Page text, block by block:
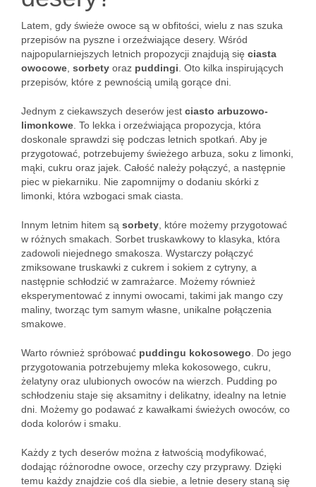
Latem, gdy świeże owoce są w obfitości, wielu z nas szuka
przepisów na pyszne i orzeźwiające desery. Wśród
najpopularniejszych letnich propozycji znajdują się ciasta
owocowe sorbety oraz puddingi . Oto kilka inspirujących
przepisów, które z pewnością umilą gorące dni.
Jednym z ciekawszych deserów jest ciasto arbuzowo-
limonkowe . To lekka i orzeźwiająca propozycja, która
doskonale sprawdzi się podczas letnich spotkań. Aby je
przygotować, potrzebujemy świeżego arbuza, soku z limonki,
mąki, cukru oraz jajek. Całość należy połączyć, a następnie
piec w piekarniku. Nie zapomnijmy o dodaniu skórki z
limonki, która wzbogaci smak ciasta.
Innym letnim hitem są sorbety , które możemy przygotować
w różnych smakach. Sorbet truskawkowy to klasyka, która
zadowoli niejednego smakosza. Wystarczy połączyć
zmiksowane truskawki z cukrem i sokiem z cytryny, a
następnie schłodzić w zamrażarce. Możemy również
eksperymentować z innymi owocami, takimi jak mango czy
maliny, tworząc tym samym własne, unikalne połączenia
smakowe.
Warto również spróbować puddingu kokosowego . Do jego
przygotowania potrzebujemy mleka kokosowego, cukru,
żelatyny oraz ulubionych owoców na wierzch. Pudding po
schłodzeniu staje się aksamitny i delikatny, idealny na letnie
dni. Możemy go podawać z kawałkami świeżych owoców, co
doda kolorów i smaku.
Każdy z tych deserów można z łatwością modyfikować,
dodając różnorodne owoce, orzechy czy przyprawy. Dzięki
temu każdy znajdzie coś dla siebie, a letnie desery staną się